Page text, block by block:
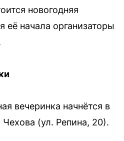
новогодняя
её начала организаторы
вечеринка начнётся в
(ул. Репина, 20).